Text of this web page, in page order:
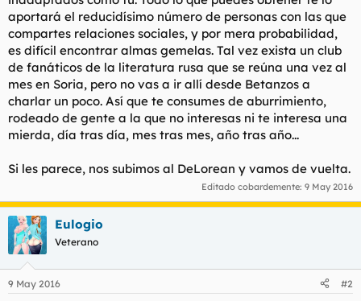
aportará el reducidísimo número de personas con las que
compartes relaciones sociales, y por mera probabilidad,
es difícil encontrar almas gemelas. Tal vez exista un club
de fanáticos de la literatura rusa que se reúna una vez al
mes en Soria, pero no vas a ir allí desde Betanzos a
charlar un poco. Así que te consumes de aburrimiento,
rodeado de gente a la que no interesas ni te interesa una
mierda, día tras día, mes tras mes, año tras año...
Si les parece, nos subimos al DeLorean y vamos de vuelta.
Editado cobardemente: 9 May 2016
Eulogio
Veterano
9 May 2016 #2